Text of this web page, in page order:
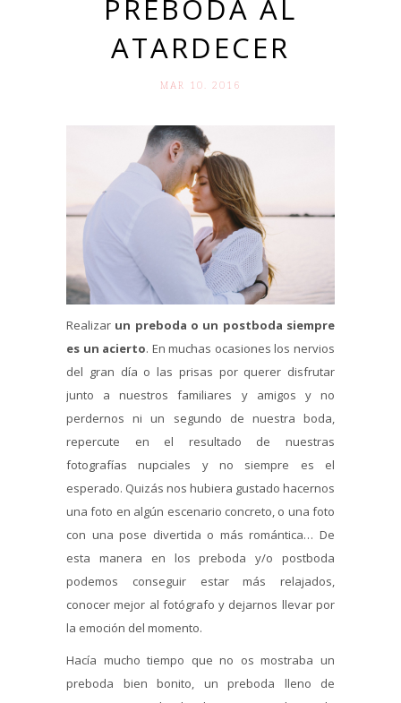
PREBODA AL
ATARDECER
MAR 10. 2016
Realizar un preboda o un postboda siempre
es un acierto. En muchas ocasiones los nervios
del gran día o las prisas por querer disfrutar
junto a nuestros familiares y amigos y no
perdernos ni un segundo de nuestra boda,
repercute en el resultado de nuestras
fotografías nupciales y no siempre es el
esperado. Quizás nos hubiera gustado hacernos
una foto en algún escenario concreto, o una foto
con una pose divertida o más romántica… De
esta manera en los preboda y/o postboda
podemos conseguir estar más relajados,
conocer mejor al fotógrafo y dejarnos llevar por
la emoción del momento.
Hacía mucho tiempo que no os mostraba un
preboda bien bonito, un preboda lleno de